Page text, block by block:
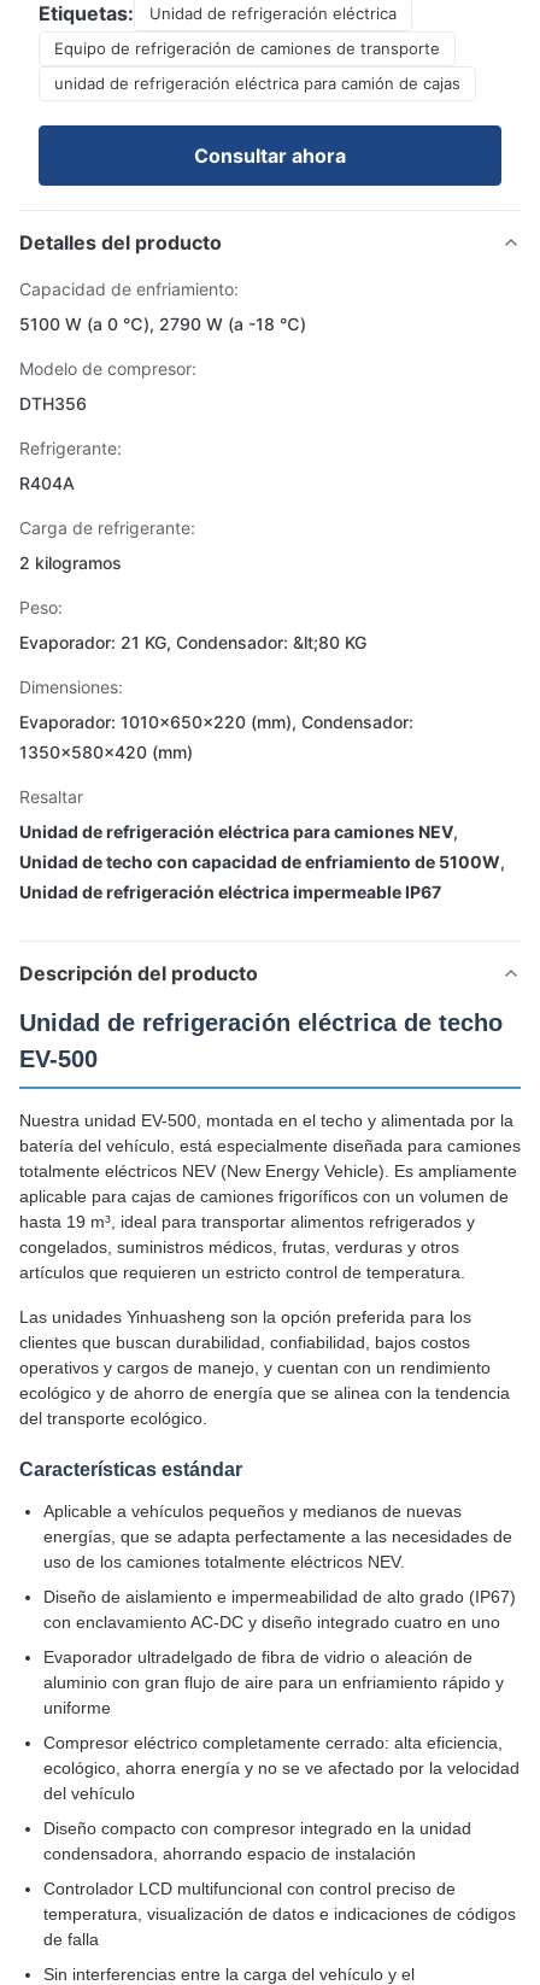
Etiquetas:
Unidad de refrigeración eléctrica
Equipo de refrigeración de camiones de transporte
unidad de refrigeración eléctrica para camión de cajas
Consultar ahora
Detalles del producto
Capacidad de enfriamiento:
5100 W (a 0 ℃), 2790 W (a -18 ℃)
Modelo de compresor:
DTH356
Refrigerante:
R404A
Carga de refrigerante:
2 kilogramos
Peso:
Evaporador: 21 KG, Condensador: &lt;80 KG
Dimensiones:
Evaporador: 1010×650×220 (mm), Condensador:
1350×580×420 (mm)
Resaltar
Unidad de refrigeración eléctrica para camiones NEV,
Unidad de techo con capacidad de enfriamiento de 5100W,
Unidad de refrigeración eléctrica impermeable IP67
Descripción del producto
Unidad de refrigeración eléctrica de techo
EV-500
Nuestra unidad EV-500, montada en el techo y alimentada por la
batería del vehículo, está especialmente diseñada para camiones
totalmente eléctricos NEV (New Energy Vehicle). Es ampliamente
aplicable para cajas de camiones frigoríficos con un volumen de
hasta 19 m³, ideal para transportar alimentos refrigerados y
congelados, suministros médicos, frutas, verduras y otros
artículos que requieren un estricto control de temperatura.
Las unidades Yinhuasheng son la opción preferida para los
clientes que buscan durabilidad, confiabilidad, bajos costos
operativos y cargos de manejo, y cuentan con un rendimiento
ecológico y de ahorro de energía que se alinea con la tendencia
del transporte ecológico.
Características estándar
Aplicable a vehículos pequeños y medianos de nuevas
energías, que se adapta perfectamente a las necesidades de
uso de los camiones totalmente eléctricos NEV.
Diseño de aislamiento e impermeabilidad de alto grado (IP67)
con enclavamiento AC-DC y diseño integrado cuatro en uno
Evaporador ultradelgado de fibra de vidrio o aleación de
aluminio con gran flujo de aire para un enfriamiento rápido y
uniforme
Compresor eléctrico completamente cerrado: alta eficiencia,
ecológico, ahorra energía y no se ve afectado por la velocidad
del vehículo
Diseño compacto con compresor integrado en la unidad
condensadora, ahorrando espacio de instalación
Controlador LCD multifuncional con control preciso de
temperatura, visualización de datos e indicaciones de códigos
de falla
Sin interferencias entre la carga del vehículo y el